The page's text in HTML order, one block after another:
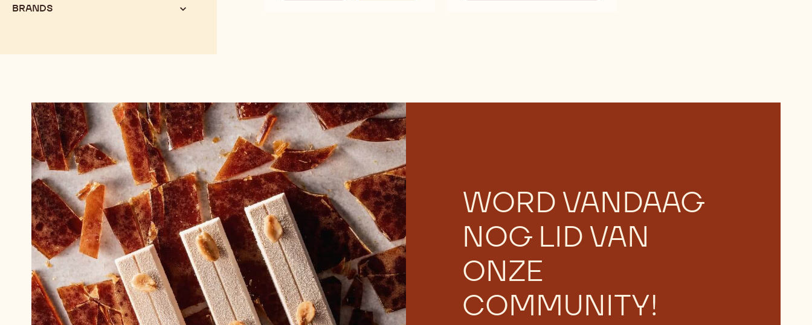
BRANDS
WORD VANDAAG
NOG LID VAN
ONZE
COMMUNITY!